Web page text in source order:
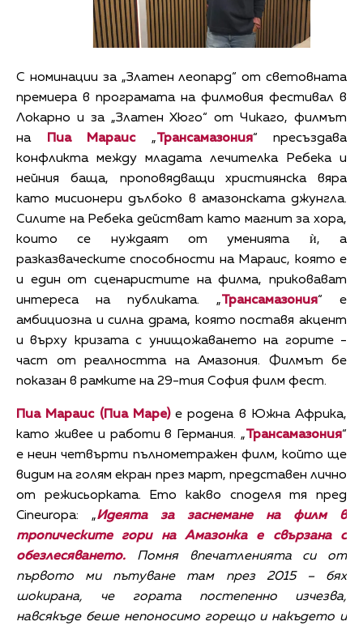
С номинации за „Златен леопард“ от световната
премиера в програмата на филмовия фестивал в
Локарно и за „Златен Хюго“ от Чикаго, филмът
на
Пиа Мараис„Трансамазония“ пресъздава
конфликта между младата лечителка Ребека и
нейния баща, проповядващи християнска вяра
като мисионери дълбоко в амазонската джунгла.
Силите на Ребека действат като магнит за хора,
които се нуждаят от уменията ѝ, а
разказваческите способности на Мараис, която е
и един от сценаристите на филма, приковават
интереса на публиката. „Трансамазония“ е
амбициозна и силна драма, която поставя акцент
и върху кризата с унищожаването на горите -
част от реалността на Амазония. Филмът бе
показан в рамките на 29-тия София филм фест.
Пиа Мараис (Пиа Маре)е родена в Южна Африка,
като живее и работи в Германия. „Трансамазония“
е неин четвърти пълнометражен филм, който ще
видим на голям екран през март, представен лично
от режисьорката. Ето какво споделя тя пред
Cineuropa: „Идеята за заснемане на филм в
тропическите гори на Амазонка е свързана с
обезлесяването. Помня впечатленията си от
първото ми пътуване там през 2015 – бях
шокирана, че гората постепенно изчезва,
навсякъде беше непоносимо горещо и накъдето и